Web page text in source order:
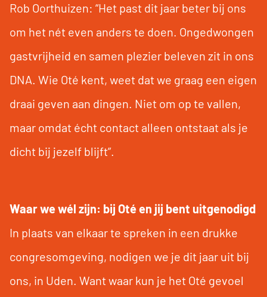
Rob Oorthuizen: “Het past dit jaar beter bij ons
om het nét even anders te doen. Ongedwongen
gastvrijheid en samen plezier beleven zit in ons
DNA. Wie Oté kent, weet dat we graag een eigen
draai geven aan dingen. Niet om op te vallen,
maar omdat écht contact alleen ontstaat als je
dicht bij jezelf blijft”.
Waar we wél zijn: bij Oté en jij bent uitgenodigd
In plaats van elkaar te spreken in een drukke
congresomgeving, nodigen we je dit jaar uit bij
ons, in Uden. Want waar kun je het Oté gevoel